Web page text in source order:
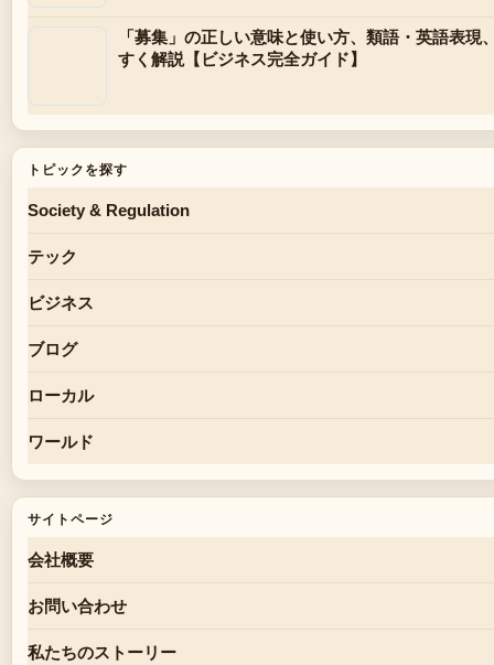
「募集」の正しい意味と使い方、類語・英語表
すく解説【ビジネス完全ガイド】
トピックを探す
Society & Regulation
テック
ビジネス
ブログ
ローカル
ワールド
サイトページ
会社概要
お問い合わせ
私たちのストーリー